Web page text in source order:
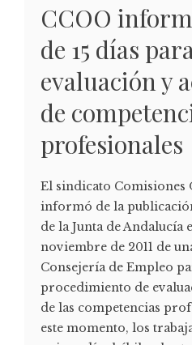
CCOO
de 15 días
evaluación y
de
profesionales
El sindicato Comisiones
informó de la
de la Junta de Andalucía
noviembre de 2011 de
Consejería de Empleo
procedimiento de
de las competencias
este momento, los